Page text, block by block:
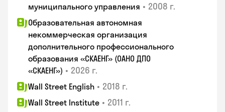
муниципального управления • 2008 г.
Образовательная автономная
некоммерческая организация
дополнительного профессионального
образования «СКАЕНГ» (ОАНО ДПО
«СКАЕНГ») • 2026 г.
Wall Street English • 2018 г.
Wall Street Institute • 2011 г.